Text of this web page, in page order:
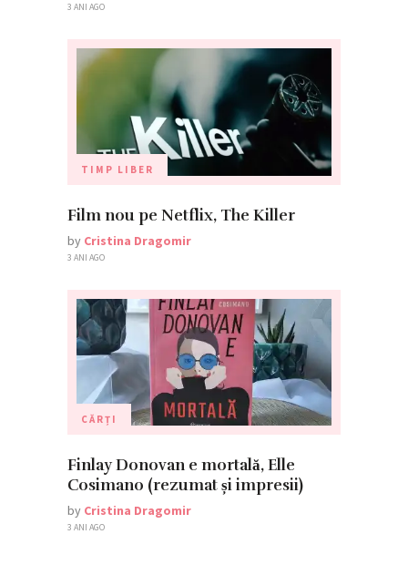
3 ANI AGO
TIMP LIBER
Film nou pe Netflix, The Killer
by Cristina Dragomir
3 ANI AGO
CĂRȚI
Finlay Donovan e mortală, Elle
Cosimano (rezumat și impresii)
by Cristina Dragomir
3 ANI AGO